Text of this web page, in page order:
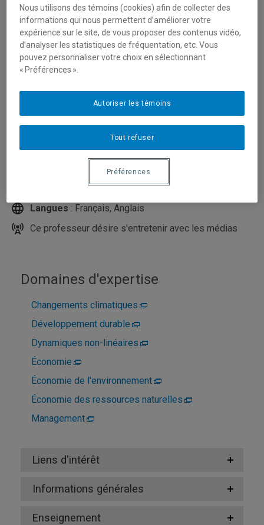
Unité:Département des sciences économiques
Courriel:seguin.charles@uqam.ca
: (514) 987-3000 poste 5509
: DS-5765
Langues : Français, Anglais
Ce professeur désire s'entretenir avec les médias
Domaines d'expertise
Changements climatiques
Développement durable
Dynamiques non-linéaires
Économie
Économie de l'environnement
Économie des ressources naturelles
Management
Liens d'intérêt
Informations générales
Enseignement
Nous utilisons des témoins (cookies) afin de collecter des
informations qui nous permettent d’améliorer votre
expérience sur le site, de vous proposer des contenus vidéo,
d’analyser les statistiques de fréquentation, etc. Vous
pouvez personnaliser votre choix en sélectionnant
« Préférences ».
Tout refuser
Autoriser les témoins
Préférences